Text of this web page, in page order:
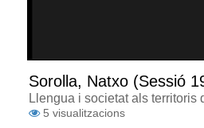
Sorolla, Natxo (Sessió
Llengua i societat als territoris
5 visualitzacions